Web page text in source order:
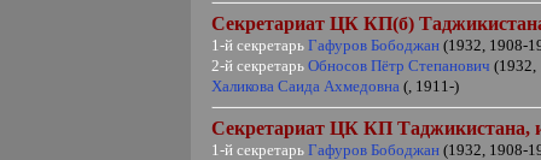
Секретариат ЦК КП(б)
1-й секретарь Гафуров Бободжан (1932, 1908-
2-й секретарь Обносов Пётр Степанович (1932,
Халикова Саида Ахмедовна (, 1911-)
Секретариат ЦК КП Таджикистана,
1-й секретарь Гафуров Бободжан (1932, 1908-